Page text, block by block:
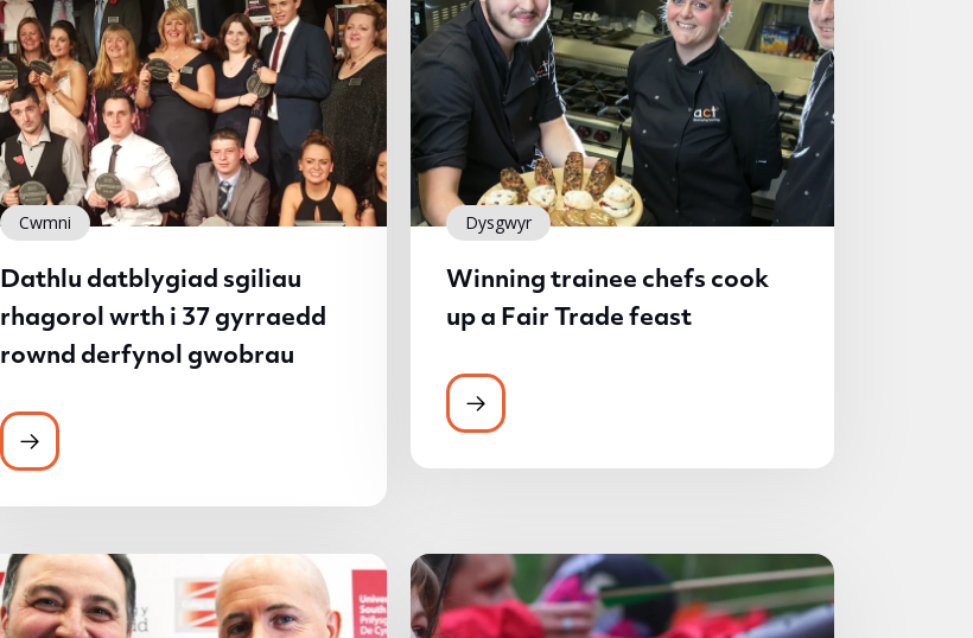
Cwmni
Dathlu datblygiad sgiliau
rhagorol wrth i 37 gyrraedd
rownd derfynol gwobrau
Dysgwyr
Winning trainee chefs cook
up a Fair Trade feast